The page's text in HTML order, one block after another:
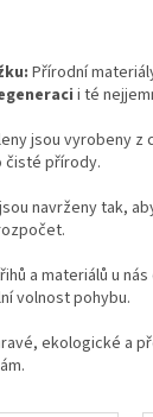
Přírodní
i té
jsou vyrobeny z
čisté přírody.
navrženy tak,
a materiálů u
volnost pohybu.
ekologické a